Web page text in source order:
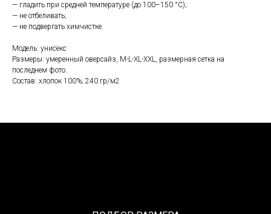
— гладить при средней температуре (до 100–150 °С);
— не отбеливать;
— не подвергать химчистке.
Модель: унисекс
Размеры: умеренный оверсайз, M-L-XL-XXL, размерная сетка на
последнем фото.
Состав: хлопок 100%; 240 гр/м2